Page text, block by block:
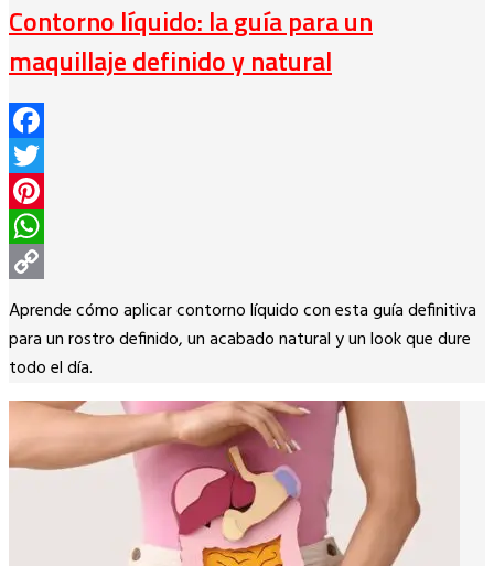
Contorno líquido: la guía para un
maquillaje definido y natural
Facebook
Twitter
Pinterest
WhatsApp
Copy
Link
Aprende cómo aplicar contorno líquido con esta guía definitiva
para un rostro definido, un acabado natural y un look que dure
todo el día.